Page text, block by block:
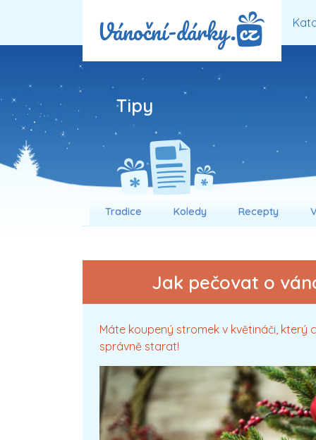
Tipy
Tradice Koledy Recepty
Jak pečovat o
Máte koupený stromek v květináči, který
správně starat!